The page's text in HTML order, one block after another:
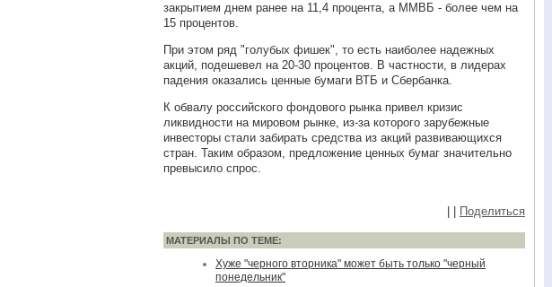
закрытием днем ранее на 11,4 процента, а ММВБ - более чем на
15 процентов.
При этом ряд "голубых фишек", то есть наиболее надежных
акций, подешевел на 20-30 процентов. В частности, в лидерах
падения оказались ценные бумаги ВТБ и Сбербанка.
К обвалу российского фондового рынка привел кризис
ликвидности на мировом рынке, из-за которого зарубежные
инвесторы стали забирать средства из акций развивающихся
стран. Таким образом, предложение ценных бумаг значительно
превысило спрос.
Поделиться
МАТЕРИАЛЫ ПО ТЕМЕ:
Хуже "черного вторника" может быть только "черный
понедельник"